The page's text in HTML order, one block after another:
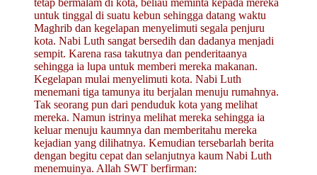
untuk tinggal di suatu kebun sehingga datang waktu
Maghrib dan kegelapan menyelimuti segala penjuru
kota. Nabi Luth sangat bersedih dan dadanya menjadi
sempit. Karena rasa takutnya dan penderitaanya
sehingga ia lupa untuk memberi mereka makanan.
Kegelapan mulai menyelimuti kota. Nabi Luth
menemani tiga tamunya itu berjalan menuju rumahnya.
Tak seorang pun dari penduduk kota yang melihat
mereka. Namun istrinya melihat mereka sehingga ia
keluar menuju kaumnya dan memberitahu mereka
kejadian yang dilihatnya. Kemudian tersebarlah berita
dengan begitu cepat dan selanjutnya kaum Nabi Luth
menemuinya. Allah SWT berfirman: